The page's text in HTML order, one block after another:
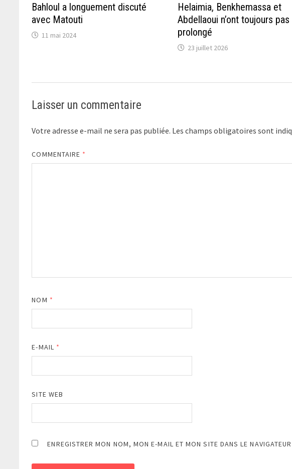
Bahloul a longuement discuté
avec Matouti
11 mai 2024
Helaimia, Benkhemassa et
Abdellaoui n’ont toujours pas
prolongé
23 juillet 2026
Laisser un commentaire
Votre adresse e-mail ne sera pas publiée. Les champs obligatoires sont
COMMENTAIRE *
NOM *
E-MAIL *
SITE WEB
ENREGISTRER MON NOM, MON E-MAIL ET MON SITE DANS LE